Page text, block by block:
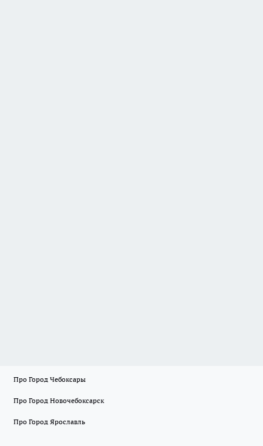
Про Город Чебоксары
Про Город Новочебоксарск
Про Город Ярославль